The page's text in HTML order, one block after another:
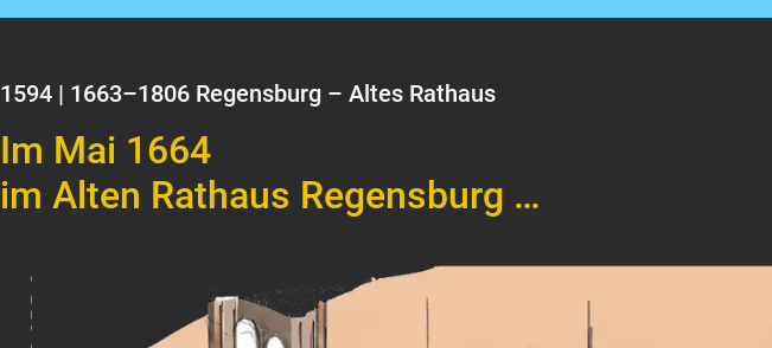
1594 | 1663–1806 Regensburg – Altes Rathaus
Im Mai 1664
im Alten Rathaus Regensburg …